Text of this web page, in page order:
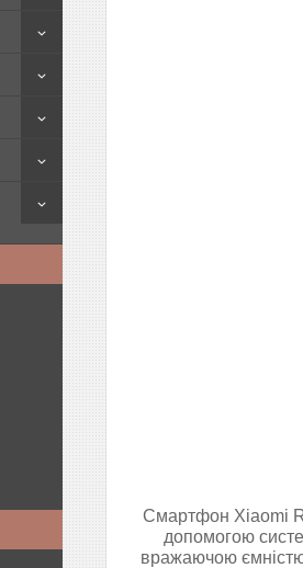
Смартфон Xiaomi
допомогою
вражаючою